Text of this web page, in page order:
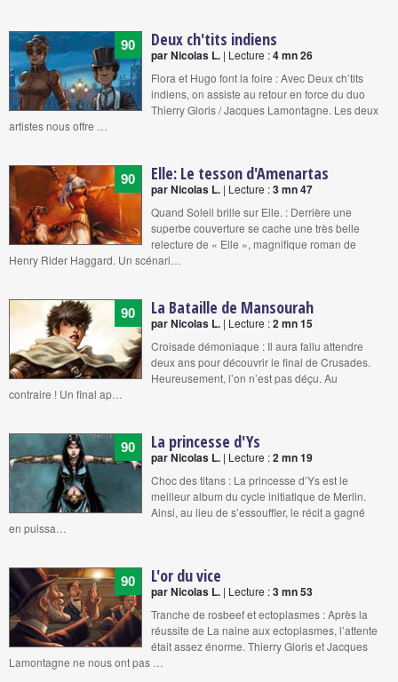
90 Deux ch'tits indiens
par Nicolas L. | Lecture :4 mn 26
Flora et Hugo font la foire : Avec Deux ch’tits
indiens, on assiste au retour en force du duo
Thierry Gloris / Jacques Lamontagne. Les deux
artistes nous offre …
90 Elle: Le tesson d'Amenartas
par Nicolas L. | Lecture :3 mn 47
Quand Soleil brille sur Elle. : Derrière une
superbe couverture se cache une très belle
relecture de « Elle », magnifique roman de
Henry Rider Haggard. Un scénari…
90 La Bataille de Mansourah
par Nicolas L. | Lecture :2 mn 15
Croisade démoniaque : Il aura fallu attendre
deux ans pour découvrir le final de Crusades.
Heureusement, l’on n’est pas déçu. Au
contraire ! Un final ap…
90 La princesse d'Ys
par Nicolas L. | Lecture :2 mn 19
Choc des titans : La princesse d’Ys est le
meilleur album du cycle initiatique de Merlin.
Ainsi, au lieu de s’essouffler, le récit a gagné
en puissa…
90 L'or du vice
par Nicolas L. | Lecture :3 mn 53
Tranche de rosbeef et ectoplasmes : Après la
réussite de La naine aux ectoplasmes, l’attente
était assez énorme. Thierry Gloris et Jacques
Lamontagne ne nous ont pas …